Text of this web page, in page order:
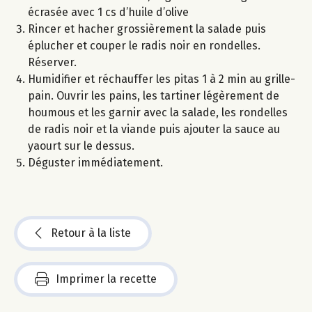
écrasée avec 1 cs d’huile d’olive
Rincer et hacher grossièrement la salade puis
éplucher et couper le radis noir en rondelles.
Réserver.
Humidifier et réchauffer les pitas 1 à 2 min au grille-
pain. Ouvrir les pains, les tartiner légèrement de
houmous et les garnir avec la salade, les rondelles
de radis noir et la viande puis ajouter la sauce au
yaourt sur le dessus.
Déguster immédiatement.
Retour à la liste
Imprimer la recette